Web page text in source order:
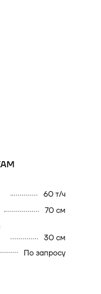
60 т/ч
70 см
30 см
По запросу